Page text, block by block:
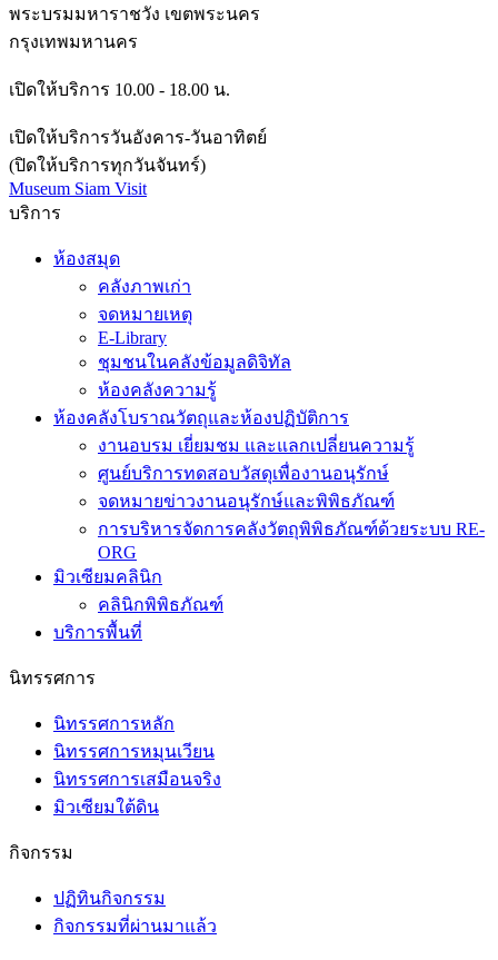
พระบรมมหาราชวัง เขตพระนคร
กรุงเทพมหานคร
เปิดให้บริการ 10.00 - 18.00 น.
เปิดให้บริการวันอังคาร-วันอาทิตย์
(ปิดให้บริการทุกวันจันทร์)
Museum Siam Visit
บริการ
ห้องสมุด
คลังภาพเก่า
จดหมายเหตุ
E-Library
ชุมชนในคลังข้อมูลดิจิทัล
ห้องคลังความรู้
ห้องคลังโบราณวัตถุและห้องปฏิบัติการ
งานอบรม เยี่ยมชม และแลกเปลี่ยนความรู้
ศูนย์บริการทดสอบวัสดุเพื่องานอนุรักษ์
จดหมายข่าวงานอนุรักษ์และพิพิธภัณฑ์
การบริหารจัดการคลังวัตถุพิพิธภัณฑ์ด้วยระบบ RE-
ORG
มิวเซียมคลินิก
คลินิกพิพิธภัณฑ์
บริการพื้นที่
นิทรรศการ
นิทรรศการหลัก
นิทรรศการหมุนเวียน
นิทรรศการเสมือนจริง
มิวเซียมใต้ดิน
กิจกรรม
ปฏิทินกิจกรรม
กิจกรรมที่ผ่านมาแล้ว